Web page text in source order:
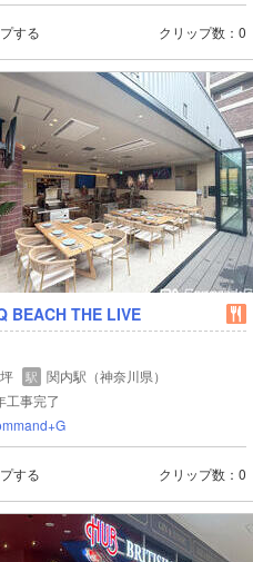
する クリップ数 0
BEACH THE LIVE
駅 関内駅（神奈川県）
工事完了
する クリップ数 0